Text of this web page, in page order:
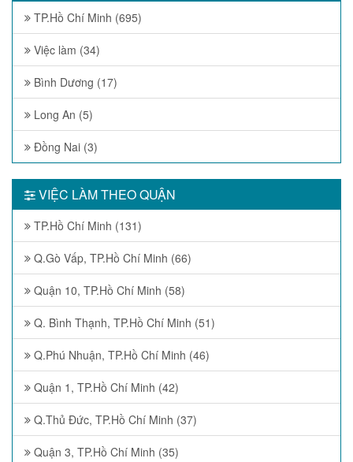
TP.Hồ Chí Minh (695)
Việc làm (34)
Bình Dương (17)
Long An (5)
Đồng Nai (3)
VIỆC LÀM THEO QUẬN
TP.Hồ Chí Minh (131)
Q.Gò Vấp, TP.Hồ Chí Minh (66)
Quận 10, TP.Hồ Chí Minh (58)
Q. Bình Thạnh, TP.Hồ Chí Minh (51)
Q.Phú Nhuận, TP.Hồ Chí Minh (46)
Quận 1, TP.Hồ Chí Minh (42)
Q.Thủ Đức, TP.Hồ Chí Minh (37)
Quận 3, TP.Hồ Chí Minh (35)